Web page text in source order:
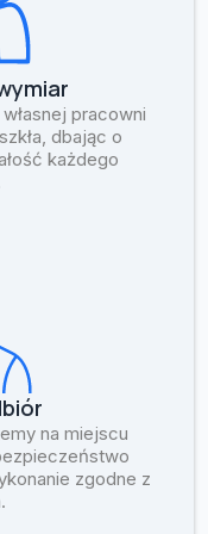
pracowni
dbając o
każdego
na miejscu
zgodne z